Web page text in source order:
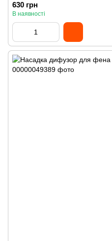
630 грн
В наявності